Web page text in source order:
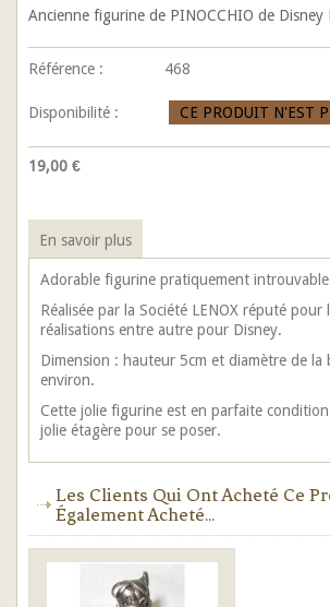
Ancienne figurine de PINOCCHIO de Disney
Référence : 468
Disponibilité : CE PRODUIT N'EST
19,00 €
En savoir plus
Adorable figurine pratiquement
Réalisée par la Société LENOX réputé pour
réalisations entre autre pour Disney.
Dimension : hauteur 5cm et diamètre de la
environ.
Cette jolie figurine est en parfaite
jolie étagère pour se poser.
Les Clients Qui Ont Acheté Ce
Également Acheté...